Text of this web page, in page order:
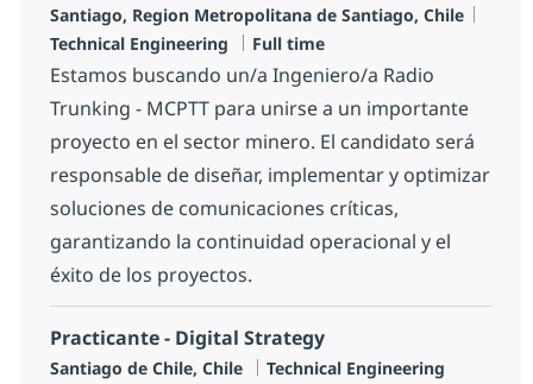
Location
Santiago, Region Metropolitana de Santiago, Chile
Technical Engineering
Job Type
Full time
Estamos buscando un/a Ingeniero/a Radio
Trunking - MCPTT para unirse a un importante
proyecto en el sector minero. El candidato será
responsable de diseñar, implementar y optimizar
soluciones de comunicaciones críticas,
garantizando la continuidad operacional y el
éxito de los proyectos.
Practicante - Digital Strategy
Location
Santiago de Chile, Chile Category
Technical Engineering